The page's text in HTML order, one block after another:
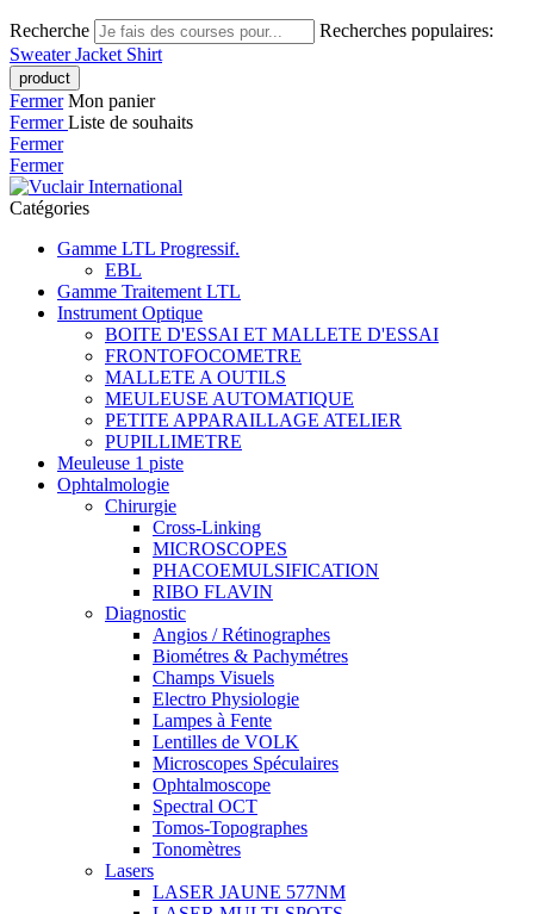
Recherche
Recherches populaires:
SweaterJacket Shirt
Fermer Mon panier
FermerListe de souhaits
Fermer
Fermer
Catégories
Gamme LTL Progressif.
EBL
Gamme Traitement LTL
Instrument Optique
BOITE D'ESSAI ET MALLETE D'ESSAI
FRONTOFOCOMETRE
MALLETE A OUTILS
MEULEUSE AUTOMATIQUE
PETITE APPARAILLAGE ATELIER
PUPILLIMETRE
Meuleuse 1 piste
Ophtalmologie
Chirurgie
Cross-Linking
MICROSCOPES
PHACOEMULSIFICATION
RIBO FLAVIN
Diagnostic
Angios / Rétinographes
Biométres & Pachymétres
Champs Visuels
Electro Physiologie
Lampes à Fente
Lentilles de VOLK
Microscopes Spéculaires
Ophtalmoscope
Spectral OCT
Tomos-Topographes
Tonomètres
Lasers
LASER JAUNE 577NM